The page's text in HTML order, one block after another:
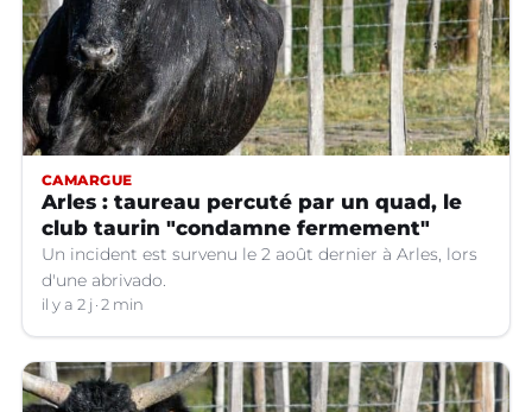
CAMARGUE
Arles : taureau percuté par un quad, le
club taurin "condamne fermement"
Un incident est survenu le 2 août dernier à Arles, lors
d'une abrivado.
il y a 2 j 2 min